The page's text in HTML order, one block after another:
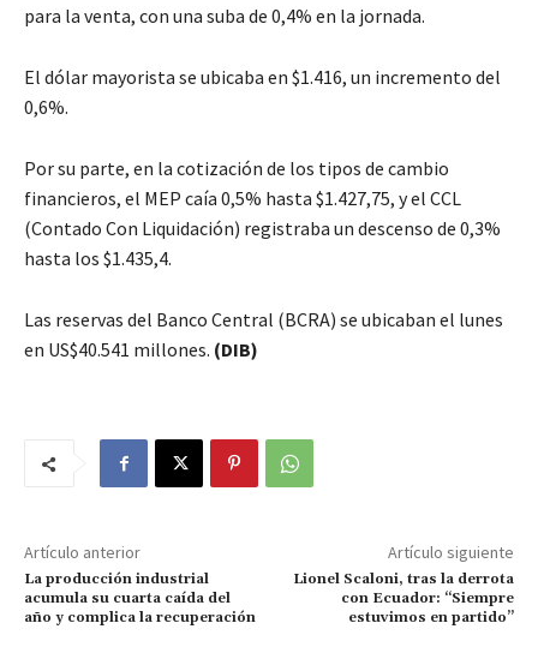
para la venta, con una suba de 0,4% en la jornada.
El dólar mayorista se ubicaba en $1.416, un incremento del
0,6%.
Por su parte, en la cotización de los tipos de cambio
financieros, el MEP caía 0,5% hasta $1.427,75, y el CCL
(Contado Con Liquidación) registraba un descenso de 0,3%
hasta los $1.435,4.
Las reservas del Banco Central (BCRA) se ubicaban el lunes
en US$40.541 millones. (DIB)
Artículo anterior
La producción industrial
acumula su cuarta caída del
año y complica la recuperación
Artículo siguiente
Lionel Scaloni, tras la derrota
con Ecuador: “Siempre
estuvimos en partido”